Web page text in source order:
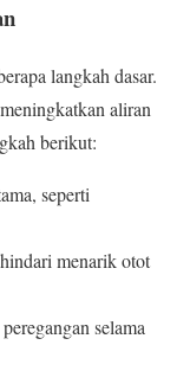
langkah dasar.
aliran
berikut:
seperti
menarik otot
selama